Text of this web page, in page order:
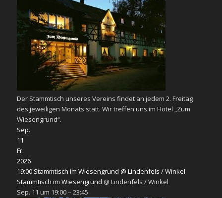
Der Stammtisch unseres Vereins findet an jedem 2. Freitag
des jeweiligen Monats statt. Wir treffen uns im Hotel „Zum
Wiesengrund“.
Sep.
11
Fr.
2026
19:00 Stammtisch im Wiesengrund @ Lindenfels / Winkel
Stammtisch im Wiesengrund @ Lindenfels / Winkel
Sep. 11 um 19:00 – 23:45